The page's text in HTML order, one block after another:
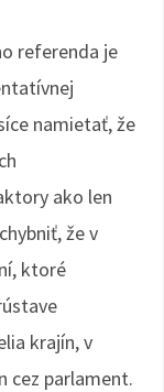
referenda je
namietať, že
ako len
že v
ktoré
krajín, v
cez parlament.